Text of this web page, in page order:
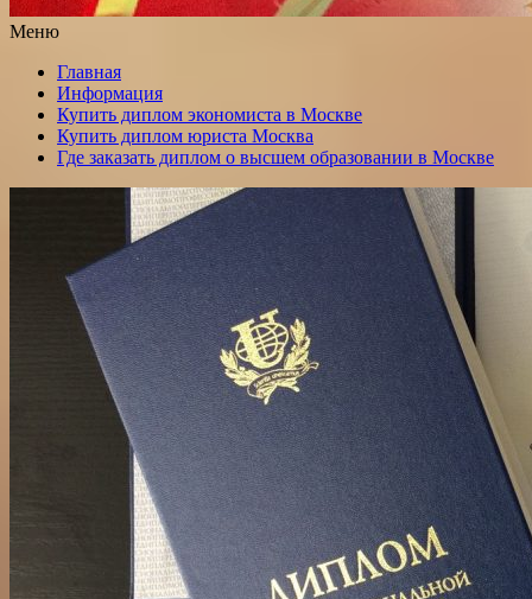
Меню
Главная
Информация
Купить диплом экономиста в Москве
Купить диплом юриста Москва
Где заказать диплом о высшем образовании в Москве